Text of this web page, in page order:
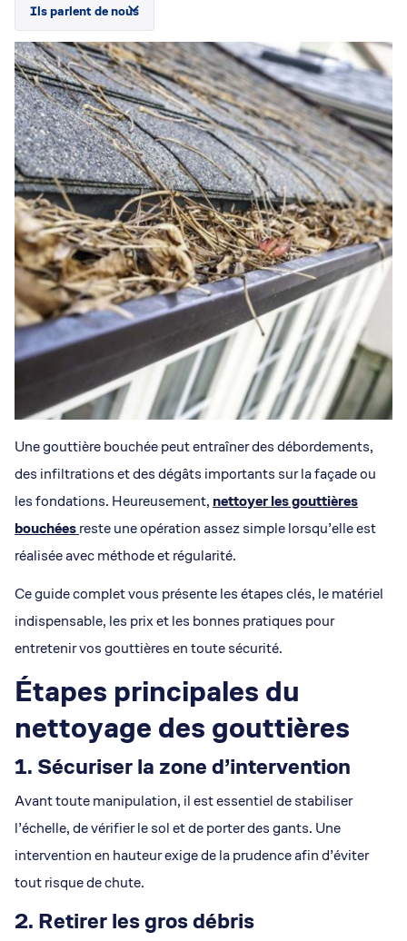
Ils parlent de nous
Une gouttière bouchée peut entraîner des débordements,
des infiltrations et des dégâts importants sur la façade ou
les fondations. Heureusement, nettoyer les gouttières
bouchéesreste une opération assez simple lorsqu’elle est
réalisée avec méthode et régularité.
Ce guide complet vous présente les étapes clés, le matériel
indispensable, les prix et les bonnes pratiques pour
entretenir vos gouttières en toute sécurité.
Étapes principales du
nettoyage des gouttières
1. Sécuriser la zone d’intervention
Avant toute manipulation, il est essentiel de stabiliser
l’échelle, de vérifier le sol et de porter des gants. Une
intervention en hauteur exige de la prudence afin d’éviter
tout risque de chute.
2. Retirer les gros débris